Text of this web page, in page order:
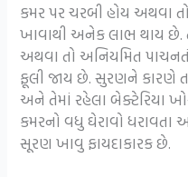
કમર પર ચરબી હોય અથવા
ખાવાથી અનેક લાભ થાય છે.
અથવા તો અનિયમિત
ફૂલી જાય છે. સુરણને કારણે
અને તેમાં રહેલા બેક્ટેરિયા
કમરનો વધુ ઘેરાવો ધરાવતા
સૂરણ ખાવુ ફાયદાકારક છે.